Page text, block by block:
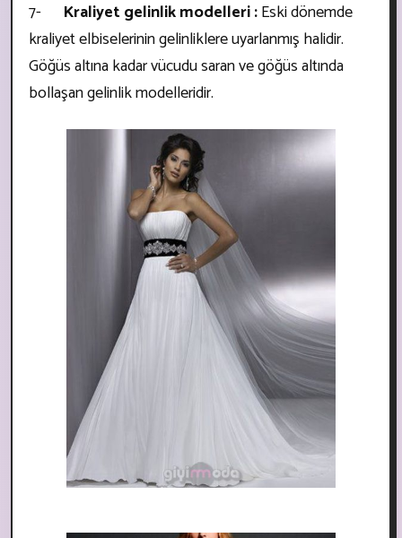
7- Kraliyet gelinlik modelleri :Eski dönemde
kraliyet elbiselerinin gelinliklere uyarlanmış halidir.
Göğüs altına kadar vücudu saran ve göğüs altında
bollaşan gelinlik modelleridir.